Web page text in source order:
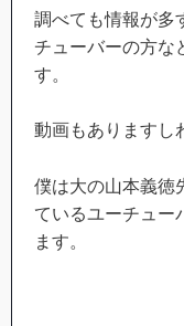
調べても情報が多
チューバーの方な
す。
動画もありますし
僕は大の山本義徳
ているユーチュー
ます。